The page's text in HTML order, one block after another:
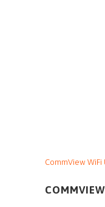
CommView WiFi